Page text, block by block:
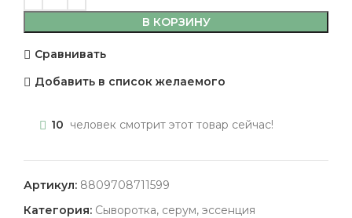
В КОРЗИНУ
Сравнивать
Добавить в список желаемого
10 человек смотрит этот товар сейчас!
Артикул: 8809708711599
Категория: Сыворотка, серум, эссенция